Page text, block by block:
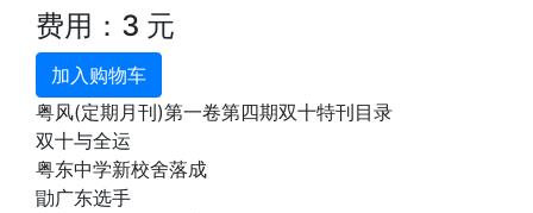
费用：3 元
加入购物车
粤风(定期月刊)第一卷第四期双十特刊目录
双十与全运
粤东中学新校舍落成
勖广东选手